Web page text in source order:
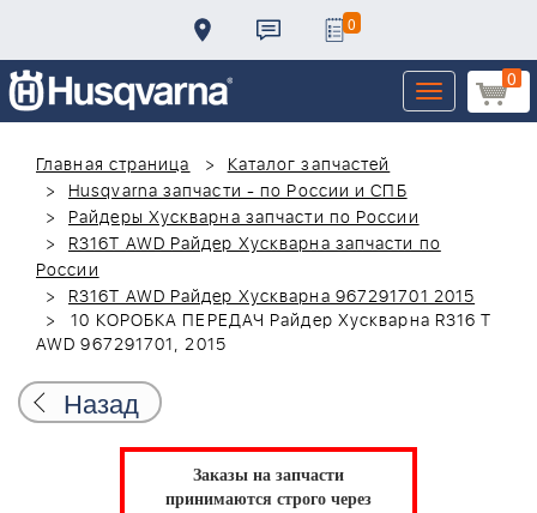
0
0
Toggle
navigation
Главная страница
Каталог запчастей
Husqvarna запчасти - по России и СПБ
Райдеры Хускварна запчасти по России
R316T AWD Райдер Хускварна запчасти по
России
R316T AWD Райдер Хускварна 967291701 2015
10 КОРОБКА ПЕРЕДАЧ Райдер Хускварна R316 T
AWD 967291701, 2015
Назад
Заказы на запчасти
принимаются строго через